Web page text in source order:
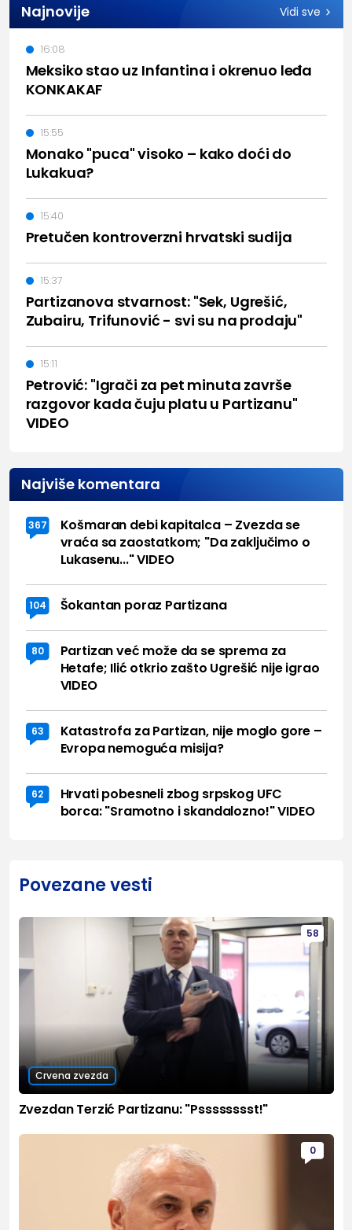
Najnovije Vidi sve
Meksiko stao uz Infantina i okrenuo leđa
KONKAKAF
16:08
Monako "puca" visoko – kako doći do
Lukakua?
15:55
Pretučen kontroverzni hrvatski sudija
15:40
Partizanova stvarnost: "Sek, Ugrešić,
Zubairu, Trifunović - svi su na prodaju"
15:37
Petrović: "Igrači za pet minuta završe
razgovor kada čuju platu u Partizanu"
VIDEO
15:11
Najviše komentara
367
Košmaran debi kapitalca – Zvezda se
vraća sa zaostatkom; "Da zaključimo o
Lukasenu..." VIDEO
104 Šokantan poraz Partizana
80
Partizan već može da se sprema za
Hetafe; Ilić otkrio zašto Ugrešić nije igrao
VIDEO
63
Katastrofa za Partizan, nije moglo gore –
Evropa nemoguća misija?
62
Hrvati pobesneli zbog srpskog UFC
borca: "Sramotno i skandalozno!" VIDEO
Povezane vesti
58
Crvena zvezda
Zvezdan Terzić Partizanu: "Psssssssst!"
0